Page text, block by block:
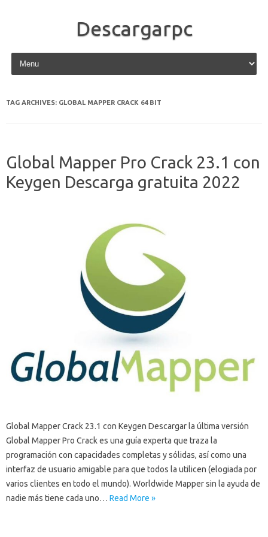
Descargarpc
Skip to content
TAG ARCHIVES: GLOBAL MAPPER CRACK 64 BIT
Global Mapper Pro Crack 23.1 con
Keygen Descarga gratuita 2022
Global Mapper Crack 23.1 con Keygen Descargar la última versión
Global Mapper Pro Crack es una guía experta que traza la
programación con capacidades completas y sólidas, así como una
interfaz de usuario amigable para que todos la utilicen (elogiada por
varios clientes en todo el mundo). Worldwide Mapper sin la ayuda de
nadie más tiene cada uno… Read More »